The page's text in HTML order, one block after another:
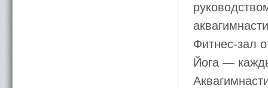
Фитнес-зал
Йога —